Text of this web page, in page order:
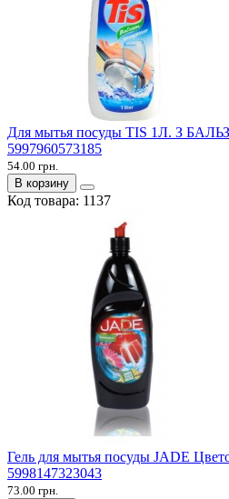
Для мытья посуды TIS 1Л. З
5997960573185
54.00 грн.
В корзину
Код товара: 1137
Гель для мытья посуды JADE
5998147323043
73.00 грн.